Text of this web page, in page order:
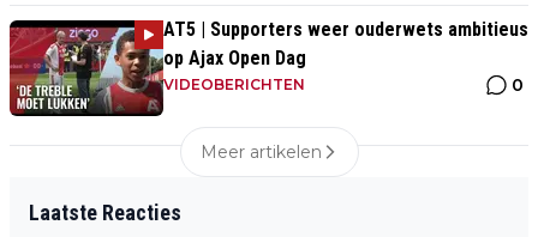
AT5 | Supporters weer ouderwets ambitieus
op Ajax Open Dag
VIDEOBERICHTEN 0
Meer artikelen
Laatste Reacties